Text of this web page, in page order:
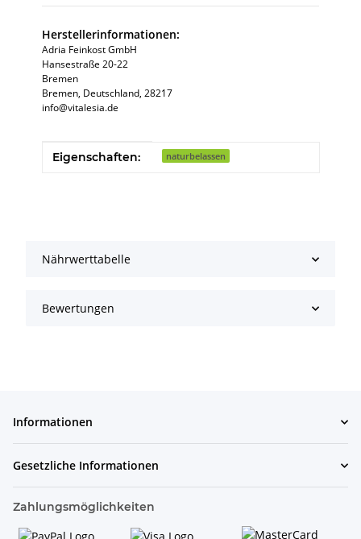
Herstellerinformationen:
Adria Feinkost GmbH
Hansestraße 20-22
Bremen
Bremen, Deutschland, 28217
info@vitalesia.de
Produkteigenschaft
Wert
Eigenschaften: naturbelassen
Nährwerttabelle
Bewertungen
Informationen
Gesetzliche Informationen
Zahlungsmöglichkeiten